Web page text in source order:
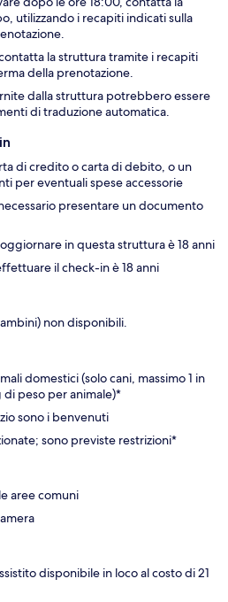
utilizzando i recapiti indicati sulla
la struttura tramite i recapiti
della prenotazione.
dalla struttura potrebbero essere
di traduzione automatica.
di credito o carta di debito, o un
per eventuali spese accessorie
presentare un documento
in questa struttura è 18 anni
il check-in è 18 anni
non disponibili.
domestici (solo cani, massimo 1 in
di peso per animale)*
sono i benvenuti
sono previste restrizioni*
aree comuni
disponibile in loco al costo di 21